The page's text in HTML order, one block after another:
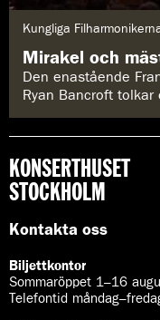
Kungliga
Mirakel och
Den enastående
Ryan Bancroft
KONSERTHUSET
STOCKHOLM
Kontakta oss
Biljettkontor
Sommaröppet 1–16
Telefontid